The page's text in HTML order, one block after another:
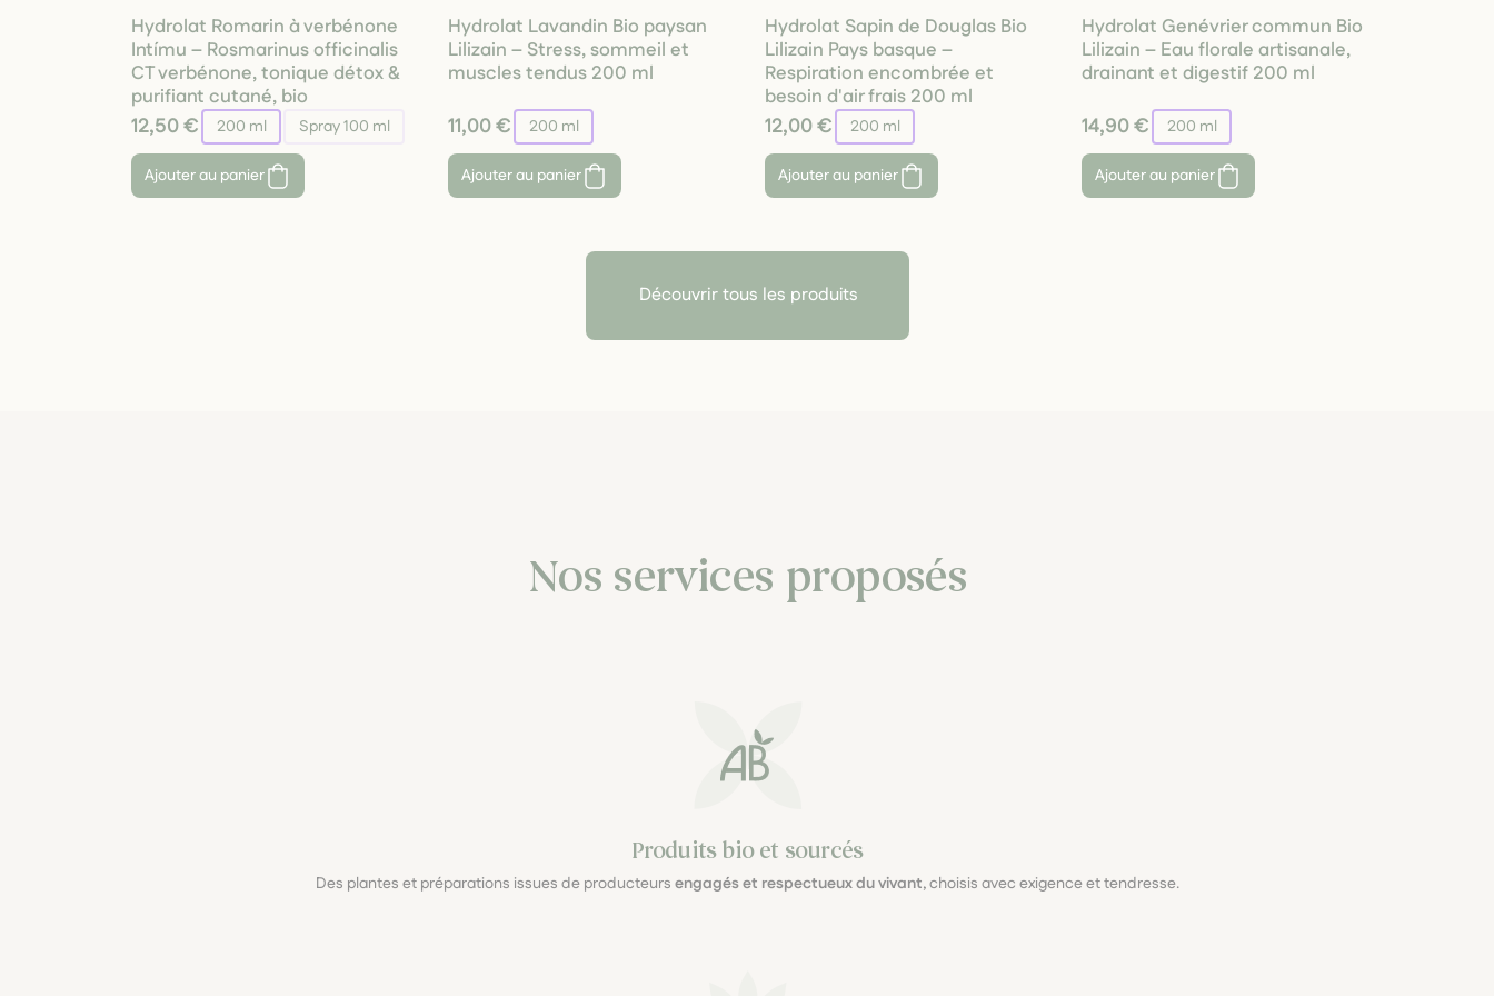
Hydrolat Romarin à verbénone
Intímu – Rosmarinus officinalis
CT verbénone, tonique détox &
purifiant cutané, bio
12,50 € 200 ml Spray 100 ml
Ajouter au panier
Hydrolat Lavandin Bio paysan
Lilizain – Stress, sommeil et
muscles tendus 200 ml
11,00 € 200 ml
Ajouter au panier
Hydrolat Sapin de Douglas Bio
Lilizain Pays basque –
Respiration encombrée et
besoin d'air frais 200 ml
12,00 € 200 ml
Ajouter au panier
Hydrolat Genévrier commun Bio
Lilizain – Eau florale artisanale,
drainant et digestif 200 ml
14,90 € 200 ml
Ajouter au panier
Découvrir tous les produits
Nos services proposés
Produits bio et sourcés
Des plantes et préparations issues de producteurs engagés et respectueux du vivant, choisis avec exigence et tendresse.